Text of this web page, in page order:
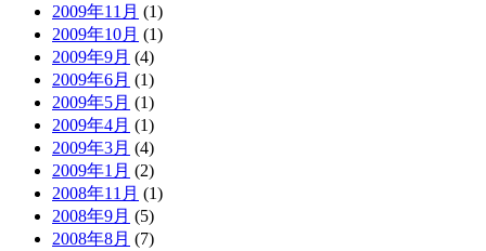
2009年11月 (1)
2009年10月 (1)
2009年9月 (4)
2009年6月 (1)
2009年5月 (1)
2009年4月 (1)
2009年3月 (4)
2009年1月 (2)
2008年11月 (1)
2008年9月 (5)
2008年8月 (7)